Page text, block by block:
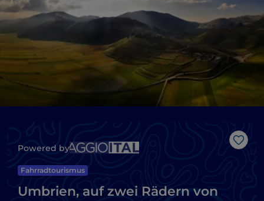
Like
Powered by
Fahrradtourismus
Umbrien, auf zwei Rädern von